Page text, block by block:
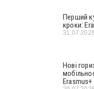
Перший
кроки:
31.07.2026
Нові
Erasmus+